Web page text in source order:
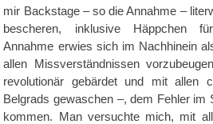
mir Backstage – so die Annahme –
bescheren, inklusive Häppchen
Annahme erwies sich im Nachhinein
allen Missverständnissen
revolutionär gebärdet und mit allen
Belgrads gewaschen –, dem Fehler im
kommen. Man versuchte mich, mit